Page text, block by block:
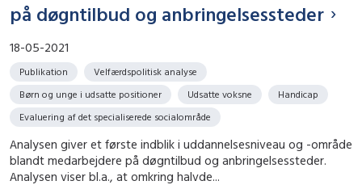
på døgntilbud og anbringelsessteder
18-05-2021
Publikation
Velfærdspolitisk analyse
Børn og unge i udsatte positioner
Udsatte voksne
Handicap
Evaluering af det specialiserede socialområde
Analysen giver et første indblik i uddannelsesniveau og -område
blandt medarbejdere på døgntilbud og anbringelsessteder.
Analysen viser bl.a., at omkring halvde...